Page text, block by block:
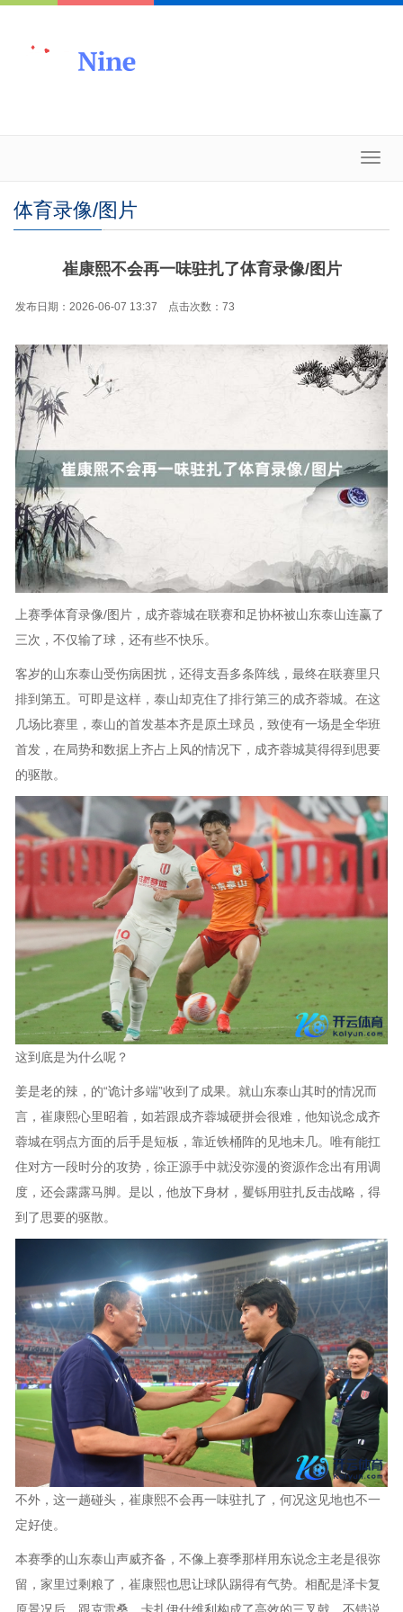
体育录像/图片
崔康熙不会再一味驻扎了体育录像/图片
发布日期：2026-06-07 13:37 点击次数：73
上赛季体育录像/图片，成齐蓉城在联赛和足协杯被山东泰山连赢了
三次，不仅输了球，还有些不快乐。
客岁的山东泰山受伤病困扰，还得支吾多条阵线，最终在联赛里只
排到第五。可即是这样，泰山却克住了排行第三的成齐蓉城。在这
几场比赛里，泰山的首发基本齐是原土球员，致使有一场是全华班
首发，在局势和数据上齐占上风的情况下，成齐蓉城莫得得到思要
的驱散。
这到底是为什么呢？
姜是老的辣，的“诡计多端”收到了成果。就山东泰山其时的情况而
言，崔康熙心里昭着，如若跟成齐蓉城硬拼会很难，他知说念成齐
蓉城在弱点方面的后手是短板，靠近铁桶阵的见地未几。唯有能扛
住对方一段时分的攻势，徐正源手中就没弥漫的资源作念出有用调
度，还会露露马脚。是以，他放下身材，矍铄用驻扎反击战略，得
到了思要的驱散。
不外，这一趟碰头，崔康熙不会再一味驻扎了，何况这见地也不一
定好使。
本赛季的山东泰山声威齐备，不像上赛季那样用东说念主老是很弥
留，家里过剩粮了，崔康熙也思让球队踢得有气势。相配是泽卡复